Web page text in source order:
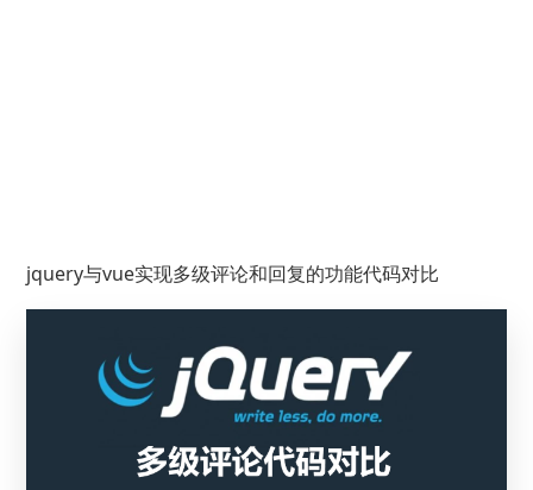
jquery与vue实现多级评论和回复的功能代码对比